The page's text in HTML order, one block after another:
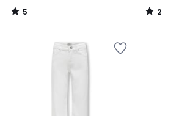
5
/
2
/